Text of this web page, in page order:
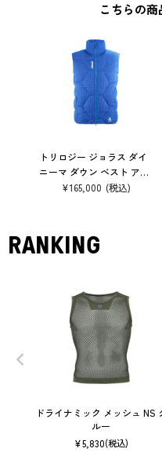
こちらの
トリロジー ジョラス ダイ
ニーマ ダウン ベスト アウ
¥165,000
RANKING
ドライナミック メッシュ NS
ルー
¥5,830(税込)